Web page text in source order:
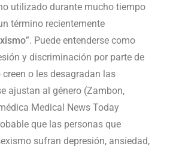
utilizado durante mucho tiempo
término recientemente
”. Puede entenderse como
y discriminación por parte de
o les desagradan las
ajustan al género (Zambon,
Medical News Today
que las personas que
sufran depresión, ansiedad,